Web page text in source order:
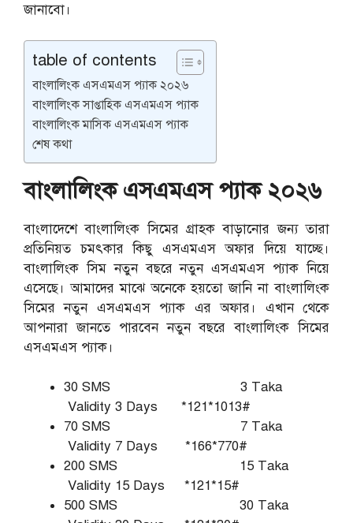
জানাবো।
table of contents
বাংলালিংক এসএমএস প্যাক ২০২৬
বাংলালিংক সাপ্তাহিক এসএমএস প্যাক
বাংলালিংক মাসিক এসএমএস প্যাক
শেষ কথা
বাংলালিংক এসএমএস প্যাক ২০২৬
বাংলাদেশে বাংলালিংক সিমের গ্রাহক বাড়ানোর জন্য তারা
প্রতিনিয়ত চমৎকার কিছু এসএমএস অফার দিয়ে যাচ্ছে।
বাংলালিংক সিম নতুন বছরে নতুন এসএমএস প্যাক নিয়ে
এসেছে। আমাদের মাঝে অনেকে হয়তো জানি না বাংলালিংক
সিমের নতুন এসএমএস প্যাক এর অফার। এখান থেকে
আপনারা জানতে পারবেন নতুন বছরে বাংলালিংক সিমের
এসএমএস প্যাক।
30 SMS 3 Taka
Validity 3 Days *121*1013#
70 SMS 7 Taka
Validity 7 Days *166*770#
200 SMS 15 Taka
Validity 15 Days *121*15#
500 SMS 30 Taka